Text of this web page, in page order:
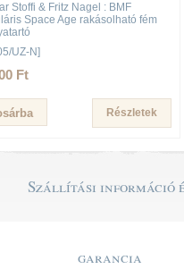
Stoffi & Fritz Nagel : BMF
Space Age rakásolható fém
UZ-N]
Ft
Részletek
Szállítási információ
garancia